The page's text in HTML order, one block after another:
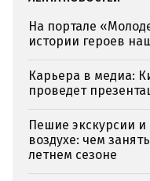
На портале
истории героев
Карьера в медиа:
проведет
Пешие экскурсии
воздухе: чем
летнем сезоне